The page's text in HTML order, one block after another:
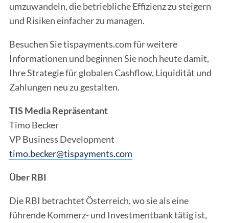
umzuwandeln, die betriebliche Effizienz zu steigern
und Risiken einfacher zu managen.
Besuchen Sie tispayments.com für weitere
Informationen und beginnen Sie noch heute damit,
Ihre Strategie für globalen Cashflow, Liquidität und
Zahlungen neu zu gestalten.
TIS Media Repräsentant
Timo Becker
VP Business Development
timo.becker@tispayments.com
Über RBI
Die RBI betrachtet Österreich, wo sie als eine
führende Kommerz- und Investmentbank tätig ist,